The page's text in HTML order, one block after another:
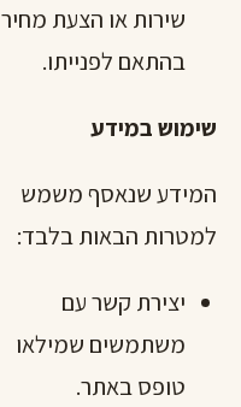
שירות או הצעת מחיר
בהתאם לפנייתו.
שימוש במידע
המידע שנאסף משמש
למטרות הבאות בלבד:
יצירת קשר עם
משתמשים שמילאו
טופס באתר.